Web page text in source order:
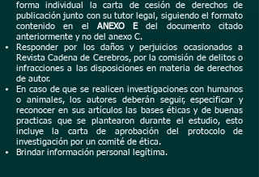
forma individual la carta de cesión de derechos de
publicación junto con su tutor legal, siguiendo el formato
contenido en el ANEXO Edel documento citado
anteriormente y no del anexo C.
Responder por los daños y perjuicios ocasionados a
Revista Cadena de Cerebros, por la comisión de delitos o
infracciones a las disposiciones en materia de derechos
de autor.
En caso de que se realicen investigaciones con humanos
o animales, los autores deberán seguir, especificar y
reconocer en sus artículos las bases éticas y de buenas
practicas que se plantearon durante el estudio, esto
incluye la carta de aprobación del protocolo de
investigación por un comité de ética.
Brindar información personal legítima.